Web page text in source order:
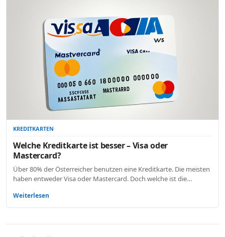
KREDITKARTEN
Welche Kreditkarte ist besser – Visa oder
Mastercard?
Über 80% der Österreicher benutzen eine Kreditkarte. Die meisten
haben entweder Visa oder Mastercard. Doch welche ist die…
Weiterlesen